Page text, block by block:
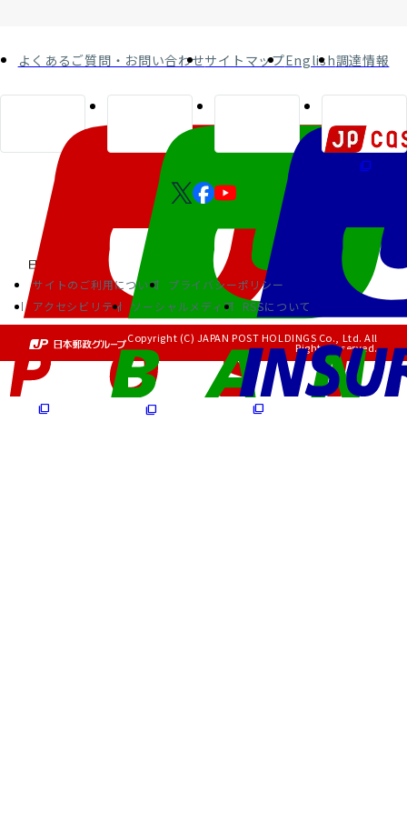
よくあるご質問・お問い合わせサイトマップEnglish調達情報
サイトのご利用について
プライバシーポリシー
アクセシビリティ
ソーシャルメディア RSSについて
Copyright (C) JAPAN POST HOLDINGS Co., Ltd. All
Rights Reserved.